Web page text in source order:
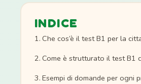
INDICE
Che cos’è il test B1 per la
Come è strutturato il test B1
Esempi di domande per ogni